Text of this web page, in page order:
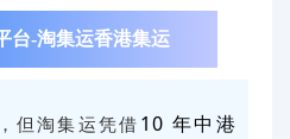
台-淘集运香港集运
但淘集运凭借 10 年中港